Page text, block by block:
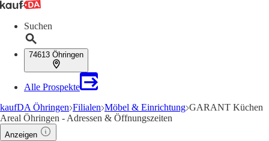
Suchen
74613 Öhringen
Alle Prospekte
kaufDA Öhringen Filialen Möbel & Einrichtung GARANT Küchen
Areal Öhringen - Adressen & Öffnungszeiten
Anzeigen